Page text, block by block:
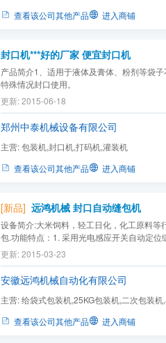
查看该公司其他产品 进入商铺
封口机***好的厂家 便宜封口机
产品简介1、适用于液体及膏体、粉剂等袋
特殊情况封口使用。
更新: 2015-06-18
郑州中泰机械设备有限公司
主营:包装机,封口机,打码机,灌装机
查看该公司其他产品
进入商铺
[新品] 远鸿机械 封口自动缝包机
设备简介:大米饲料，轻工日化，化工原料等
包.功能特点：1. 采用光电感应开关自动定位
不需要人工切线；3. 缝包导向和成品输送机
频器，速度可调；4. 成品输送台面可上下调
的需求；5. 缝包机地盘采用了万向轮装置，
更新: 2015-03-23
安徽远鸿机械自动化有限公司
主营:给袋式包装机,25KG包装机,二次包装
查看该公司其他产品 进入商铺